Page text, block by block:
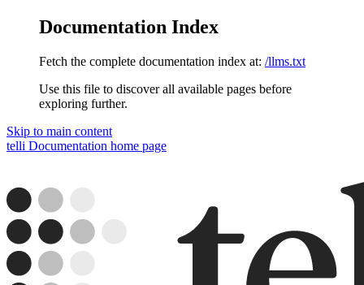
Documentation Index
Fetch the complete documentation index at: /llms.txt
Use this file to discover all available pages before
exploring further.
Skip to main content
telli Documentation home page